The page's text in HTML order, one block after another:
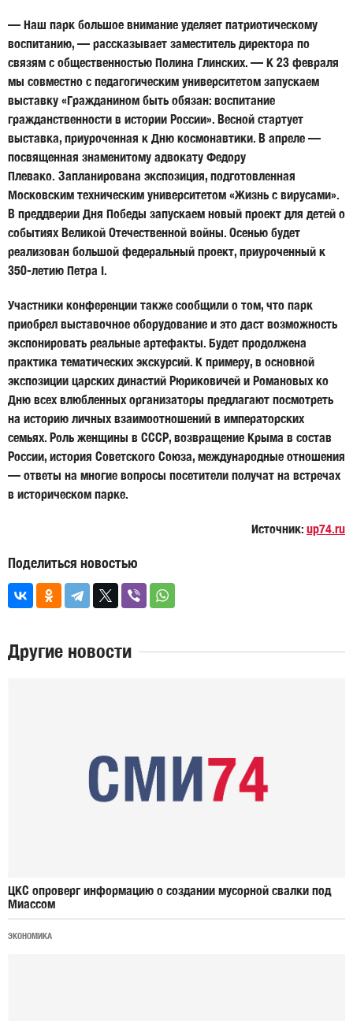
— Наш парк большое внимание уделяет патриотическому
воспитанию, — рассказывает заместитель директора по
связям с общественностью Полина Глинских. — К 23 февраля
мы совместно с педагогическим университетом запускаем
выставку «Гражданином быть обязан: воспитание
гражданственности в истории России». Весной стартует
выставка, приуроченная к Дню космонавтики. В апреле —
посвященная знаменитому адвокату Федору
Плевако. Запланирована экспозиция, подготовленная
Московским техническим университетом «Жизнь с вирусами».
В преддверии Дня Победы запускаем новый проект для детей о
событиях Великой Отечественной войны. Осенью будет
реализован большой федеральный проект, приуроченный к
350-летию Петра I.
Участники конференции также сообщили о том, что парк
приобрел выставочное оборудование и это даст возможность
экспонировать реальные артефакты. Будет продолжена
практика тематических экскурсий. К примеру, в основной
экспозиции царских династий Рюриковичей и Романовых ко
Дню всех влюбленных организаторы предлагают посмотреть
на историю личных взаимоотношений в императорских
семьях. Роль женщины в СССР, возвращение Крыма в состав
России, история Советского Союза, международные отношения
— ответы на многие вопросы посетители получат на встречах
в историческом парке.
Источник: up74.ru
Поделиться новостью
Другие новости
ЦКС опроверг информацию о создании мусорной свалки под
Миассом
ЭКОНОМИКА